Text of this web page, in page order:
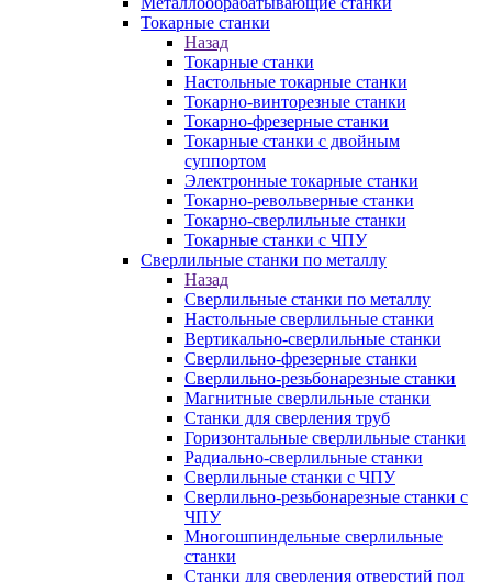
Токарные станки
Назад
Токарные станки
Настольные токарные станки
Токарно-винторезные станки
Токарно-фрезерные станки
Токарные станки с двойным
суппортом
Электронные токарные станки
Токарно-револьверные станки
Токарно-сверлильные станки
Токарные станки с ЧПУ
Сверлильные станки по металлу
Назад
Сверлильные станки по металлу
Настольные сверлильные станки
Вертикально-сверлильные станки
Сверлильно-фрезерные станки
Сверлильно-резьбонарезные станки
Магнитные сверлильные станки
Станки для сверления труб
Горизонтальные сверлильные станки
Радиально-сверлильные станки
Сверлильные станки с ЧПУ
Сверлильно-резьбонарезные станки с
ЧПУ
Многошпиндельные сверлильные
станки
Станки для сверления отверстий под